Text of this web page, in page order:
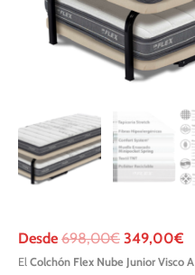
Desde 698,00€ 349,00€
El Colchón Flex Nube Junior Visco A